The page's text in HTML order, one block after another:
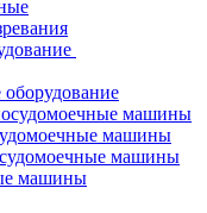
машины
машины
машины
машины